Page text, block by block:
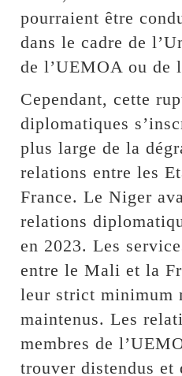
pourraient être
dans le cadre de
de l’UEMOA ou de
Cependant, cette
diplomatiques
plus large de la
relations entre les
France. Le Niger
relations
en 2023. Les
entre le Mali et la
leur strict minimum
maintenus. Les
membres de
trouver distendus et